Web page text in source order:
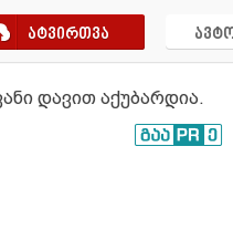
ატვირთვა
დავით აქუბარდია.